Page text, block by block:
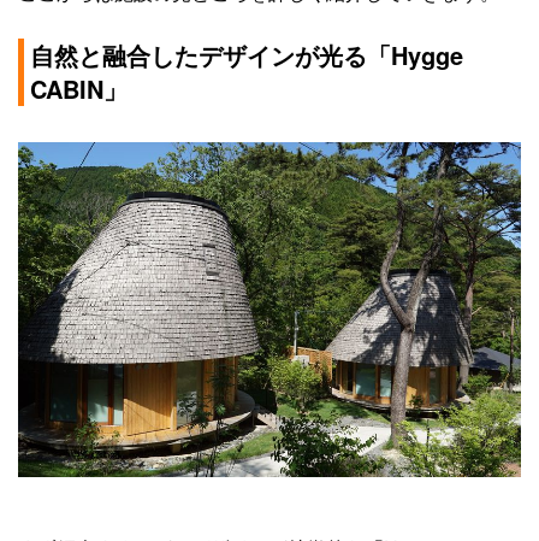
自然と融合したデザインが光る「Hygge
CABIN」